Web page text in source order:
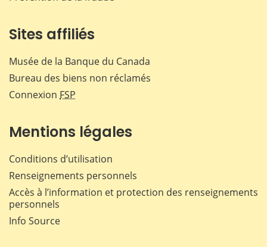
Sites affiliés
Musée de la Banque du Canada
Bureau des biens non réclamés
Connexion FSP
Mentions légales
Conditions d’utilisation
Renseignements personnels
Accès à l’information et protection des renseignements
personnels
Info Source